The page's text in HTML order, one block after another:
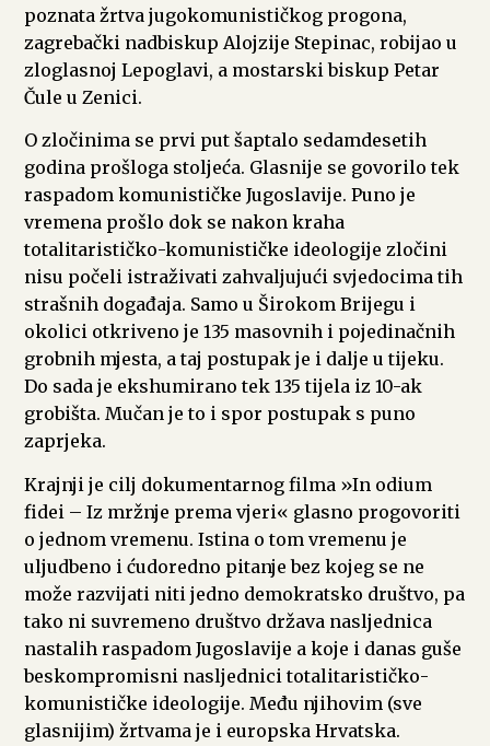
poznata žrtva jugokomunističkog progona,
zagrebački nadbiskup Alojzije Stepinac, robijao u
zloglasnoj Lepoglavi, a mostarski biskup Petar
Čule u Zenici.
O zločinima se prvi put šaptalo sedamdesetih
godina prošloga stoljeća. Glasnije se govorilo tek
raspadom komunističke Jugoslavije. Puno je
vremena prošlo dok se nakon kraha
totalitarističko-komunističke ideologije zločini
nisu počeli istraživati zahvaljujući svjedocima tih
strašnih događaja. Samo u Širokom Brijegu i
okolici otkriveno je 135 masovnih i pojedinačnih
grobnih mjesta, a taj postupak je i dalje u tijeku.
Do sada je ekshumirano tek 135 tijela iz 10-ak
grobišta. Mučan je to i spor postupak s puno
zaprjeka.
Krajnji je cilj dokumentarnog filma »In odium
fidei – Iz mržnje prema vjeri« glasno progovoriti
o jednom vremenu. Istina o tom vremenu je
uljudbeno i ćudoredno pitanje bez kojeg se ne
može razvijati niti jedno demokratsko društvo, pa
tako ni suvremeno društvo država nasljednica
nastalih raspadom Jugoslavije a koje i danas guše
beskompromisni nasljednici totalitarističko-
komunističke ideologije. Među njihovim (sve
glasnijim) žrtvama je i europska Hrvatska.